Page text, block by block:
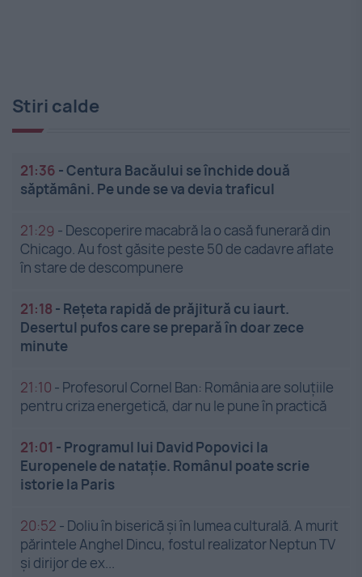
Stiri calde
21:36 -Centura Bacăului se închide două
săptămâni. Pe unde se va devia traficul
21:29 - Descoperire macabră la o casă funerară din
Chicago. Au fost găsite peste 50 de cadavre aflate
în stare de descompunere
21:18 - Rețeta rapidă de prăjitură cu iaurt.
Desertul pufos care se prepară în doar zece
minute
21:10 - Profesorul Cornel Ban: România are soluțiile
pentru criza energetică, dar nu le pune în practică
21:01 - Programul lui David Popovici la
Europenele de natație. Românul poate scrie
istorie la Paris
20:52 - Doliu în biserică și în lumea culturală. A murit
părintele Anghel Dincu, fostul realizator Neptun TV
și dirijor de ex...